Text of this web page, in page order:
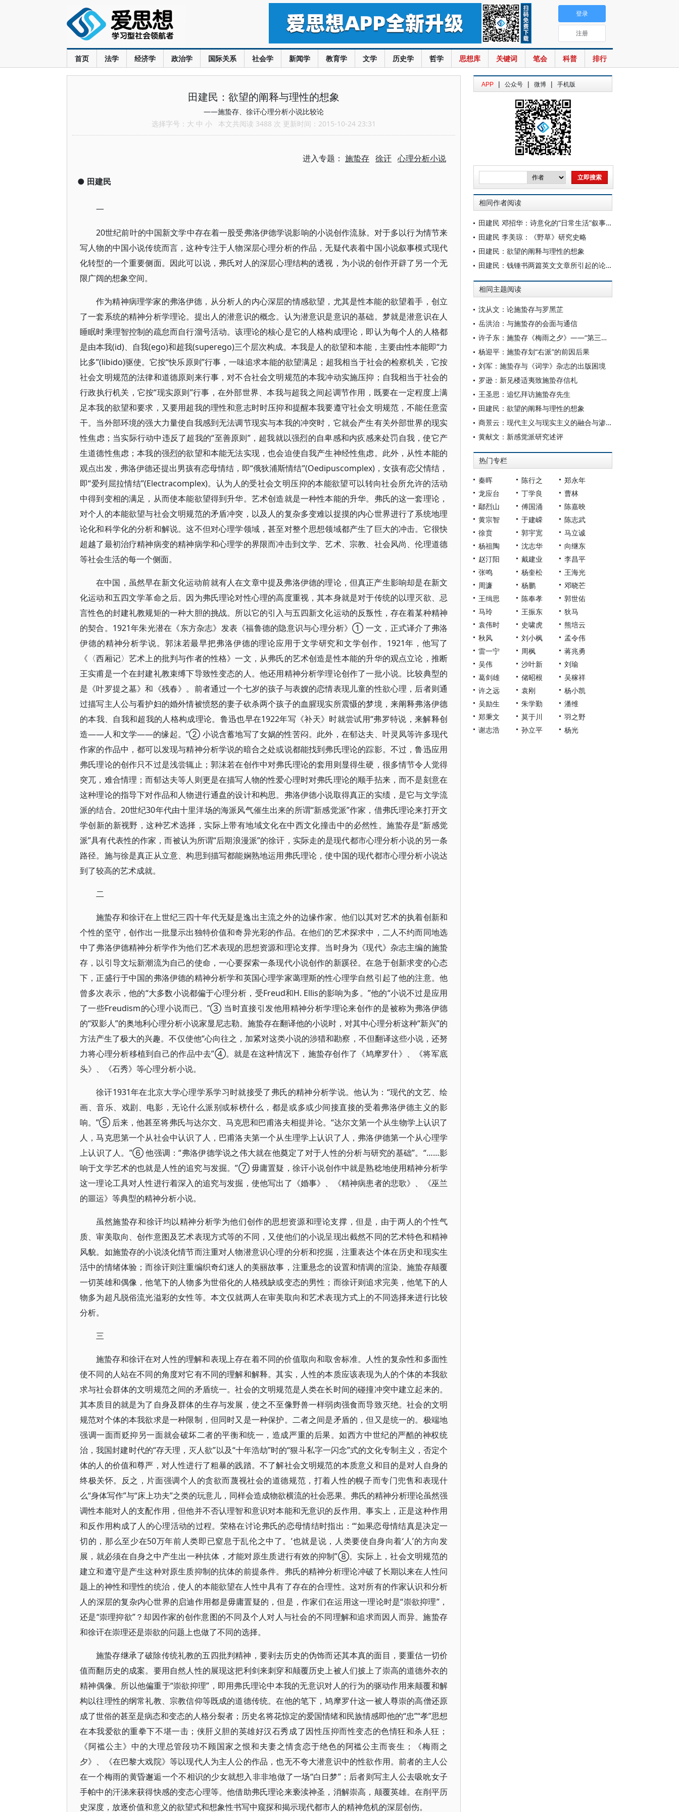
首页 法学 经济学 政治学 国际关系 社会学 新闻学 教育学 文学 历史学 哲学 思想库 关键词 笔会 科普 排行
登录
注册
田建民：欲望的阐释与理性的想象
——施蛰存、徐讦心理分析小说比较论
选择字号： 大 中 小 本文共阅读 3488 次 更新时间：2015-10-24 23:31
进入专题： 施蛰存 徐讦 心理分析小说
● 田建民
一
20世纪前叶的中国新文学中存在着一股受弗洛伊德学说影响的小说创作流脉。对于多以行为情节来
写人物的中国小说传统而言，这种专注于人物深层心理分析的作品，无疑代表着中国小说叙事模式现代
化转型的一个重要侧面。因此可以说，弗氏对人的深层心理结构的透视，为小说的创作开辟了另一个无
限广阔的想象空间。
作为精神病理学家的弗洛伊德，从分析人的内心深层的情感欲望，尤其是性本能的欲望着手，创立
了一套系统的精神分析学理论。提出人的潜意识的概念。认为潜意识是意识的基础。梦就是潜意识在人
睡眠时乘理智控制的疏怠而自行溜号活动。该理论的核心是它的人格构成理论，即认为每个人的人格都
是由本我(id)、自我(ego)和超我(superego)三个层次构成。本我是人的欲望和本能，主要由性本能即“力
比多”(libido)驱使。它按“快乐原则”行事，一味追求本能的欲望满足；超我相当于社会的检察机关，它按
社会文明规范的法律和道德原则来行事，对不合社会文明规范的本我冲动实施压抑；自我相当于社会的
行政执行机关，它按“现实原则”行事，在外部世界、本我与超我之间起调节作用，既要在一定程度上满
足本我的欲望和要求，又要用超我的理性和意志时时压抑和提醒本我要遵守社会文明规范，不能任意蛮
干。当外部环境的强大力量使自我感到无法调节现实与本我的冲突时，它就会产生有关外部世界的现实
性焦虑；当实际行动中违反了超我的“至善原则”，超我就以强烈的自卑感和内疚感来处罚自我，使它产
生道德性焦虑；本我的强烈的欲望和本能无法实现，也会迫使自我产生神经性焦虑。此外，从性本能的
观点出发，弗洛伊德还提出男孩有恋母情结，即“俄狄浦斯情结”(Oedipuscomplex)，女孩有恋父情结，
即“爱列屈拉情结”(Electracomplex)。认为人的受社会文明压抑的本能欲望可以转向社会所允许的活动
中得到变相的满足，从而使本能欲望得到升华。艺术创造就是一种性本能的升华。弗氏的这一套理论，
对个人的本能欲望与社会文明规范的矛盾冲突，以及人的复杂多变难以捉摸的内心世界进行了系统地理
论化和科学化的分析和解说。这不但对心理学领域，甚至对整个思想领域都产生了巨大的冲击。它很快
超越了最初治疗精神病变的精神病学和心理学的界限而冲击到文学、艺术、宗教、社会风尚、伦理道德
等社会生活的每一个侧面。
在中国，虽然早在新文化运动前就有人在文章中提及弗洛伊德的理论，但真正产生影响却是在新文
化运动和五四文学革命之后。因为弗氏理论对性心理的高度重视，其本身就是对于传统的以理灭欲、忌
言性色的封建礼教规矩的一种大胆的挑战。所以它的引入与五四新文化运动的反叛性，存在着某种精神
的契合。1921年朱光潜在《东方杂志》发表《福鲁德的隐意识与心理分析》① 一文，正式译介了弗洛
伊德的精神分析学说。郭沫若最早把弗洛伊德的理论应用于文学研究和文学创作。1921年，他写了
《〈西厢记〉艺术上的批判与作者的性格》一文，从弗氏的艺术创造是性本能的升华的观点立论，推断
王实甫是一个在封建礼教束缚下导致性变态的人。他还用精神分析学理论创作了一批小说。比较典型的
是《叶罗提之墓》和《残春》。前者通过一个七岁的孩子与表嫂的恋情表现儿童的性欲心理，后者则通
过描写主人公与看护妇的婚外情被愤怒的妻子砍杀两个孩子的血腥现实所震慑的梦境，来阐释弗洛伊德
的本我、自我和超我的人格构成理论。鲁迅也早在1922年写《补天》时就尝试用“弗罗特说，来解释创
造——人和文学——的缘起。”② 小说含蓄地写了女娲的性苦闷。此外，在郁达夫、叶灵凤等许多现代
作家的作品中，都可以发现与精神分析学说的暗合之处或说都能找到弗氏理论的踪影。不过，鲁迅应用
弗氏理论的创作只不过是浅尝辄止；郭沫若在创作中对弗氏理论的套用则显得生硬，很多情节令人觉得
突兀，难合情理；而郁达夫等人则更是在描写人物的性爱心理时对弗氏理论的顺手拈来，而不是刻意在
这种理论的指导下对作品和人物进行通盘的设计和构思。弗洛伊德小说取得真正的实绩，是它与文学流
派的结合。20世纪30年代由十里洋场的海派风气催生出来的所谓“新感觉派”作家，借弗氏理论来打开文
学创新的新视野，这种艺术选择，实际上带有地域文化在中西文化撞击中的必然性。施蛰存是“新感觉
派”具有代表性的作家，而被认为所谓“后期浪漫派”的徐讦，实际走的是现代都市心理分析小说的另一条
路径。施与徐是真正从立意、构思到描写都能娴熟地运用弗氏理论，使中国的现代都市心理分析小说达
到了较高的艺术成就。
二
施蛰存和徐讦在上世纪三四十年代无疑是逸出主流之外的边缘作家。他们以其对艺术的执着创新和
个性的坚守，创作出一批显示出独特价值和奇异光彩的作品。在他们的艺术探求中，二人不约而同地选
中了弗洛伊德精神分析学作为他们艺术表现的思想资源和理论支撑。当时身为《现代》杂志主编的施蛰
存，以引导文坛新潮流为自己的使命，一心要探索一条现代小说创作的新蹊径。在急于创新求变的心态
下，正盛行于中国的弗洛伊德的精神分析学和英国心理学家蔼理斯的性心理学自然引起了他的注意。他
曾多次表示，他的“大多数小说都偏于心理分析，受Freud和H. Ellis的影响为多。”他的“小说不过是应用
了一些Freudism的心理小说而已。”③ 当时直接引发他用精神分析学理论来创作的是被称为弗洛伊德
的“双影人”的奥地利心理分析小说家显尼志勒。施蛰存在翻译他的小说时，对其中心理分析这种“新兴”的
方法产生了极大的兴趣。不仅使他“心向往之，加紧对这类小说的涉猎和勘察，不但翻译这些小说，还努
力将心理分析移植到自己的作品中去”④。就是在这种情况下，施蛰存创作了《鸠摩罗什》、《将军底
头》、《石秀》等心理分析小说。
徐讦1931年在北京大学心理学系学习时就接受了弗氏的精神分析学说。他认为：“现代的文艺、绘
画、音乐、戏剧、电影，无论什么派别或标榜什么，都是或多或少间接直接的受着弗洛伊德主义的影
响。”⑤ 后来，他甚至将弗氏与达尔文、马克思和巴甫洛夫相提并论。“达尔文第一个从生物学上认识了
人，马克思第一个从社会中认识了人，巴甫洛夫第一个从生理学上认识了人，弗洛伊德第一个从心理学
上认识了人。”⑥ 他强调：“弗洛伊德学说之伟大就在他奠定了对于人性的分析与研究的基础”。“……影
响于文学艺术的也就是人性的追究与发掘。”⑦ 毋庸置疑，徐讦小说创作中就是熟稔地使用精神分析学
这一理论工具对人性进行着深入的追究与发掘，使他写出了《婚事》、《精神病患者的悲歌》、《巫兰
的噩运》等典型的精神分析小说。
虽然施蛰存和徐讦均以精神分析学为他们创作的思想资源和理论支撑，但是，由于两人的个性气
质、审美取向、创作意图及艺术表现方式等的不同，又使他们的小说呈现出截然不同的艺术特色和精神
风貌。如施蛰存的小说淡化情节而注重对人物潜意识心理的分析和挖掘，注重表达个体在历史和现实生
活中的情绪体验；而徐讦则注重编织奇幻迷人的美丽故事，注重悬念的设置和情调的渲染。施蛰存颠覆
一切英雄和偶像，他笔下的人物多为世俗化的人格残缺或变态的男性；而徐讦则追求完美，他笔下的人
物多为超凡脱俗流光溢彩的女性等。本文仅就两人在审美取向和艺术表现方式上的不同选择来进行比较
分析。
三
施蛰存和徐讦在对人性的理解和表现上存在着不同的价值取向和取舍标准。人性的复杂性和多面性
使不同的人站在不同的角度对它有不同的理解和解释。其实，人性的本质应该表现为人的个体的本我欲
求与社会群体的文明规范之间的矛盾统一。社会的文明规范是人类在长时间的碰撞冲突中建立起来的。
其本质目的就是为了自身及群体的生存与发展，使之不至像野兽一样弱肉强食而导致灭绝。社会的文明
规范对个体的本我欲求是一种限制，但同时又是一种保护。二者之间是矛盾的，但又是统一的。极端地
强调一面而贬抑另一面就会破坏二者的平衡和统一，造成严重的后果。如西方中世纪的严酷的神权统
治，我国封建时代的“存天理，灭人欲”以及“十年浩劫”时的“狠斗私字一闪念”式的文化专制主义，否定个
体的人的价值和尊严，对人性进行了粗暴的践踏。不了解社会文明规范的本质意义和目的是对人自身的
终极关怀。反之，片面强调个人的贪欲而蔑视社会的道德规范，打着人性的幌子而专门兜售和表现什
么“身体写作”与“床上功夫”之类的玩意儿，同样会造成物欲横流的社会恶果。弗氏的精神分析理论虽然强
调性本能对人的支配作用，但他并不否认理智和意识对本能和无意识的反作用。事实上，正是这种作用
和反作用构成了人的心理活动的过程。荣格在讨论弗氏的恋母情结时指出：“‘如果恋母情结真是决定一
切的，那么至少在50万年前人类即已窒息于乱伦之中了。’也就是说，人类要使自身向着‘人’的方向发
展，就必须在自身之中产生出一种抗体，才能对原生质进行有效的抑制”⑧。实际上，社会文明规范的
建立和遵守是产生这种对原生质抑制的抗体的前提条件。弗氏的精神分析理论冲破了长期以来在人性问
题上的神性和理性的统治，使人的本能欲望在人性中具有了存在的合理性。这对所有的作家认识和分析
人的深层的复杂内心世界的启迪作用都是毋庸置疑的，但是，作家们在运用这一理论时是“崇欲抑理”，
还是“崇理抑欲”？却因作家的创作意图的不同及个人对人与社会的不同理解和追求而因人而异。施蛰存
和徐讦在崇理还是崇欲的问题上也做了不同的选择。
施蛰存继承了破除传统礼教的五四批判精神，要剥去历史的伪饰而还其本真的面目，要重估一切价
值而翻历史的成案。要用自然人性的展现这把利剑来刺穿和颠覆历史上被人们披上了崇高的道德外衣的
精神偶像。所以他偏重于“崇欲抑理”，即用弗氏理论中本我的无意识对人的行为的驱动作用来颠覆和解
构以往理性的纲常礼教、宗教信仰等既成的道德传统。在他的笔下，鸠摩罗什这一被人尊崇的高僧还原
成了世俗的甚至是病态和变态的人格分裂者；历史名将花惊定的爱国情绪和民族情感即他的“忠”“孝”思想
在本我爱欲的重拳下不堪一击；侠肝义胆的英雄好汉石秀成了因性压抑而性变态的色情狂和杀人狂；
《阿褴公主》中的大理总管段功不顾国家之恨和夫妻之情贪恋于绝色的阿褴公主而丧生；《梅雨之
夕》、《在巴黎大戏院》等以现代人为主人公的作品，也无不夸大潜意识中的性欲作用。前者的主人公
在一个梅雨的黄昏邂逅一个不相识的少女就想入非非地做了一场“白日梦”；后者则写主人公去吸吮女子
手帕中的汗涕来获得快感的变态心理等。他借助弗氏理论来亵渎神圣，消解崇高，颠覆英雄。在削平历
史深度，放逐价值和意义的欲望式和想象性书写中窥探和揭示现代都市人的精神危机的深层创伤。
APP | 公众号 | 微博 | 手机版
相同作者阅读
田建民 邓招华：诗意化的“日常生活”叙事——沈从文小说创作论
田建民 李美琼：《野草》研究史略
田建民：欲望的阐释与理性的想象
田建民：钱锺书两篇英文文章所引起的论争
相同主题阅读
沈从文：论施蛰存与罗黑芷
岳洪治：与施蛰存的会面与通信
许子东：施蛰存《梅雨之夕》——“第三种人”的困境
杨迎平：施蛰存划“右派”的前因后果
刘军：施蛰存与《词学》杂志的出版困境
罗逊：新见楼适夷致施蛰存信札
王圣思：追忆拜访施蛰存先生
田建民：欲望的阐释与理性的想象
商景云：现代主义与现实主义的融合与渗透
黄献文：新感觉派研究述评
热门专栏
秦晖 陈行之
郑永年
龙应台
丁学良
曹林
鄢烈山
傅国涌
陈嘉映
黄宗智
于建嵘
陈志武
徐贲
郭宇宽
马立诚
杨祖陶
沈志华
向继东
赵汀阳
戴建业
李昌平
张鸣
杨奎松
王海光
周濂
杨鹏
邓晓芒
王缉思
陈奉孝
郭世佑
马玲
王振东
狄马
袁伟时
史啸虎
熊培云
秋风
刘小枫
孟令伟
雷一宁
周枫
蒋兆勇
吴伟
沙叶新
刘瑜
葛剑雄
储昭根
吴稼祥
许之远
袁刚
杨小凯
吴励生
朱学勤
潘维
郑秉文
莫于川
羽之野
谢志浩
孙立平 杨光